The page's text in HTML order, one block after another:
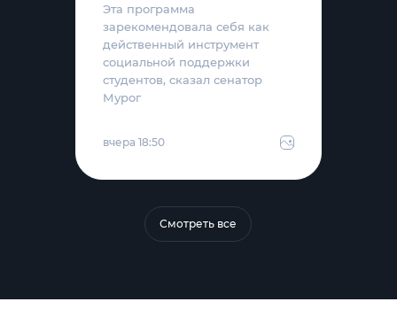
Эта программа
зарекомендовала себя как
действенный инструмент
социальной поддержки
студентов, сказал сенатор
Мурог
вчера 18:50
Смотреть все